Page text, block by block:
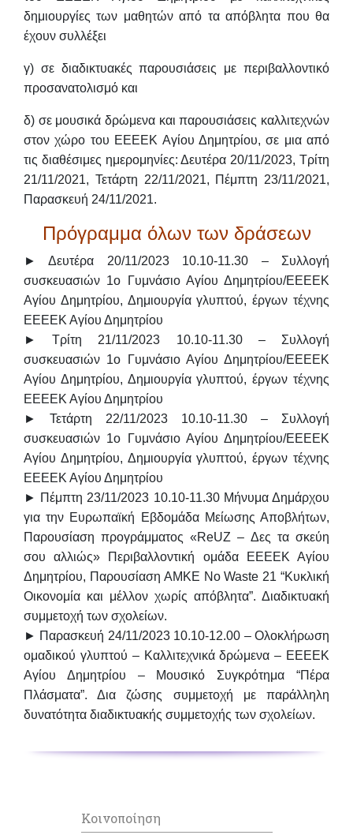
δημιουργίες των μαθητών από τα απόβλητα που θα
έχουν συλλέξει
γ) σε διαδικτυακές παρουσιάσεις με περιβαλλοντικό
προσανατολισμό και
δ) σε μουσικά δρώμενα και παρουσιάσεις καλλιτεχνών
στον χώρο του ΕΕΕΕΚ Αγίου Δημητρίου, σε μια από
τις διαθέσιμες ημερομηνίες: Δευτέρα 20/11/2023, Τρίτη
21/11/2021, Τετάρτη 22/11/2021, Πέμπτη 23/11/2021,
Παρασκευή 24/11/2021.
Πρόγραμμα όλων των δράσεων
► Δευτέρα 20/11/2023 10.10-11.30 – Συλλογή
συσκευασιών 1ο Γυμνάσιο Αγίου Δημητρίου/ΕΕΕΕΚ
Αγίου Δημητρίου, Δημιουργία γλυπτού, έργων τέχνης
ΕΕΕΕΚ Αγίου Δημητρίου
► Τρίτη 21/11/2023 10.10-11.30 – Συλλογή
συσκευασιών 1ο Γυμνάσιο Αγίου Δημητρίου/ΕΕΕΕΚ
Αγίου Δημητρίου, Δημιουργία γλυπτού, έργων τέχνης
ΕΕΕΕΚ Αγίου Δημητρίου
► Τετάρτη 22/11/2023 10.10-11.30 – Συλλογή
συσκευασιών 1ο Γυμνάσιο Αγίου Δημητρίου/ΕΕΕΕΚ
Αγίου Δημητρίου, Δημιουργία γλυπτού, έργων τέχνης
ΕΕΕΕΚ Αγίου Δημητρίου
► Πέμπτη 23/11/2023 10.10-11.30 Μήνυμα Δημάρχου
για την Ευρωπαϊκή Εβδομάδα Μείωσης Αποβλήτων,
Παρουσίαση προγράμματος «ReUZ – Δες τα σκεύη
σου αλλιώς» Περιβαλλοντική ομάδα ΕΕΕΕΚ Αγίου
Δημητρίου, Παρουσίαση ΑΜΚΕ Νο Waste 21 “Κυκλική
Οικονομία και μέλλον χωρίς απόβλητα”. Διαδικτυακή
συμμετοχή των σχολείων.
► Παρασκευή 24/11/2023 10.10-12.00 – Ολοκλήρωση
ομαδικού γλυπτού – Καλλιτεχνικά δρώμενα – ΕΕΕΕΚ
Αγίου Δημητρίου – Μουσικό Συγκρότημα “Πέρα
Πλάσματα”. Δια ζώσης συμμετοχή με παράλληλη
δυνατότητα διαδικτυακής συμμετοχής των σχολείων.
Κοινοποίηση